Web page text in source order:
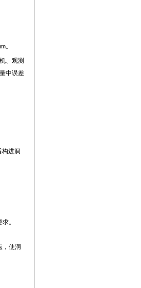
。
、观测
中误差
构进洞
。
，使洞